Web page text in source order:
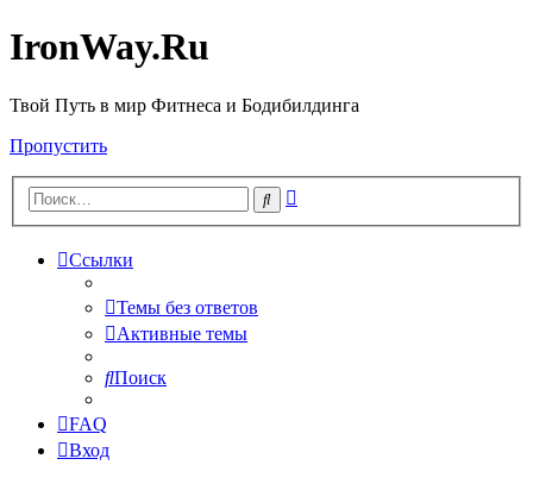
IronWay.Ru
Твой Путь в мир Фитнеса и Бодибилдинга
Пропустить
Поиск
Ссылки
Темы без ответов
Активные темы
Поиск
FAQ
Вход